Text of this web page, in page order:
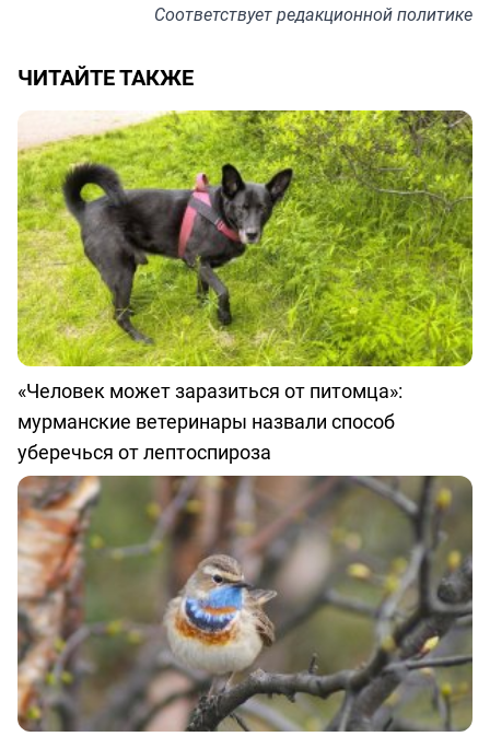
Соответствуетредакционной политике
ЧИТАЙТЕ ТАКЖЕ
«Человек может заразиться от питомца»:
мурманские ветеринары назвали способ
уберечься от лептоспироза